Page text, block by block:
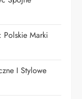
Marki
I Stylowe